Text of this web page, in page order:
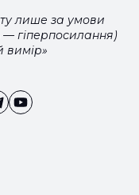
лише за умови
— гіперпосилання)
вимір»